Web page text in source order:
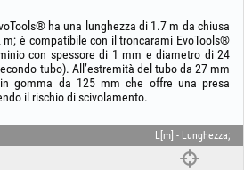
ha una lunghezza di 1.7 m da chiusa
è compatibile con il troncarami EvoTools®
con spessore di 1 mm e diametro di 24
tubo). All’estremità del tubo da 27 mm
gomma da 125 mm che offre una presa
il rischio di scivolamento.
L[m] - Lunghezza;